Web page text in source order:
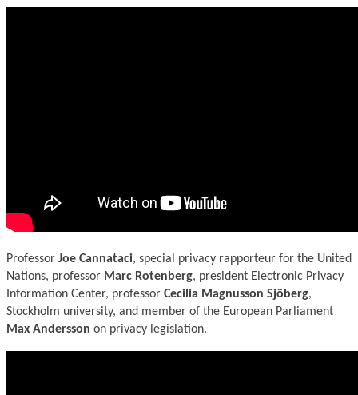
Professor Joe Cannataci, special privacy rapporteur for the United
Nations, professor Marc Rotenberg, president Electronic Privacy
Information Center, professor Cecilia Magnusson Sjöberg,
Stockholm university, and member of the European Parliament
Max Andersson on privacy legislation.